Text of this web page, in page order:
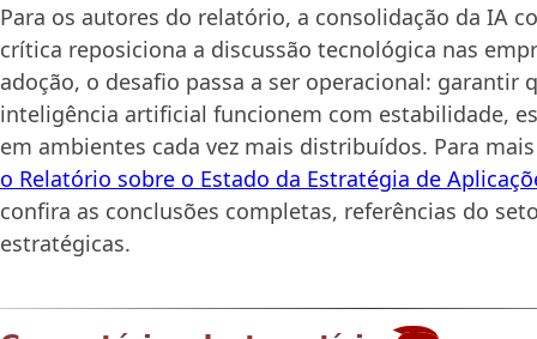
Para os autores do relatório, a consolidação da IA
crítica reposiciona a discussão tecnológica nas
adoção, o desafio passa a ser operacional: garantir
inteligência artificial funcionem com estabilidade,
em ambientes cada vez mais distribuídos. Para
o Relatório sobre o Estado da Estratégia de
confira as conclusões completas, referências do
estratégicas.